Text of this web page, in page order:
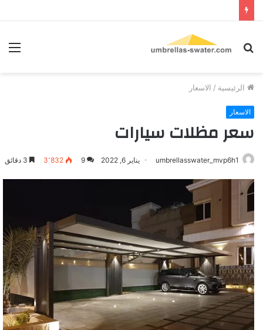
بحث
الرئيسية / الاسعار
الاسعار
سعر مظلات سيارات
umbrellasswater_mvp6h1 يناير 6, 2022 9 3٬832